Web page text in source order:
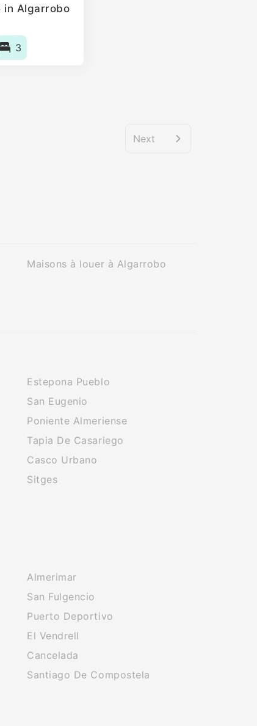
in Algarrobo
3
Next
Maisons à louer à Algarrobo
Estepona Pueblo
San Eugenio
Poniente Almeriense
Tapia De Casariego
Casco Urbano
Sitges
Almerimar
San Fulgencio
Puerto Deportivo
El Vendrell
Cancelada
Santiago De Compostela